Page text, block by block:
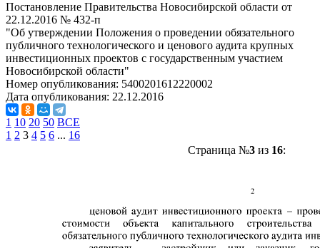
Постановление Правительства Новосибирской области от
22.12.2016 № 432-п
"Об утверждении Положения о проведении обязательного
публичного технологического и ценового аудита крупных
инвестиционных проектов с государственным участием
Новосибирской области"
Номер опубликования: 5400201612220002
Дата опубликования: 22.12.2016
1 10 20 50 ВСЕ
1 2 3 4 5 6 ... 16
Страница №3из 16: